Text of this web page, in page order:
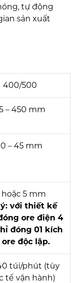
tự động
sản xuất
400/500
– 450 mm
– 45 mm
5 mm
với thiết kế
ore điện 4
đóng 01 kích
ore độc lập.
túi/phút (tùy
tế vận hành)